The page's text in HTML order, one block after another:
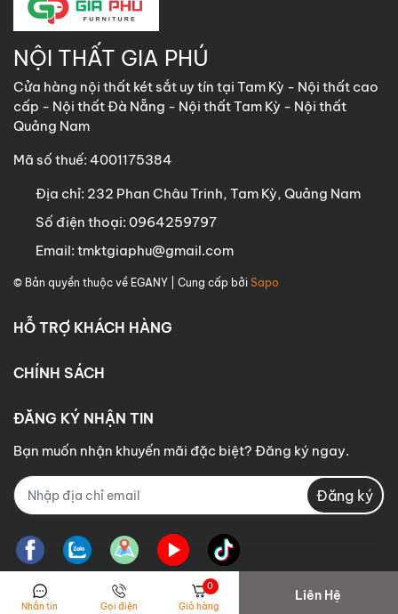
NỘI THẤT GIA PHÚ
Cửa hàng nội thất két sắt uy tín tại Tam Kỳ - Nội thất cao
cấp - Nội thất Đà Nẵng - Nội thất Tam Kỳ - Nội thất
Quảng Nam
Mã số thuế: 4001175384
Địa chỉ: 232 Phan Châu Trinh, Tam Kỳ, Quảng Nam
Số điện thoại: 0964259797
Email: tmktgiaphu@gmail.com
© Bản quyền thuộc về EGANY | Cung cấp bởi Sapo
HỖ TRỢ KHÁCH HÀNG
CHÍNH SÁCH
ĐĂNG KÝ NHẬN TIN
Bạn muốn nhận khuyến mãi đặc biệt? Đăng ký ngay.
Đăng ký
Nhắn tin Gọi điện
0
Giỏ hàng
Liên Hệ